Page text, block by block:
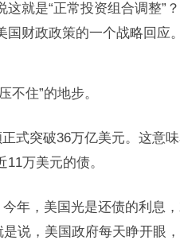
就是“正常投资组合调整”
财政政策的一个战略回应
不住”的地步。
式突破36万亿美元。这意
万美元的债。
年，美国光是还债的利息
说，美国政府每天睁开眼